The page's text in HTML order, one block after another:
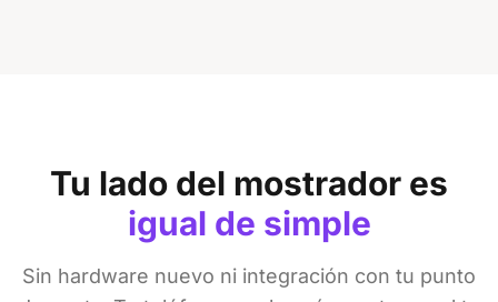
Tu lado del mostrador es
igual de simple
Sin hardware nuevo ni integración con tu punto